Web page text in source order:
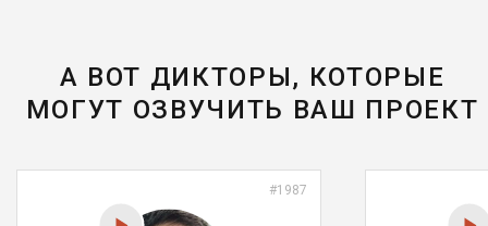
А ВОТ ДИКТОРЫ, КОТОРЫЕ
МОГУТ ОЗВУЧИТЬ ВАШ ПРОЕКТ
#1987